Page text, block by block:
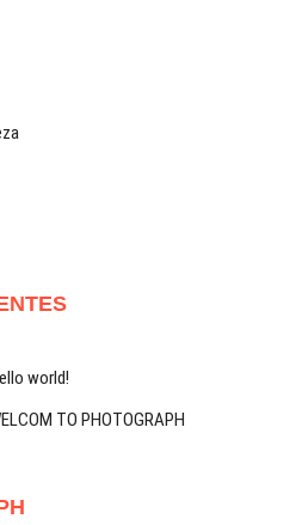
world!
TO PHOTOGRAPH